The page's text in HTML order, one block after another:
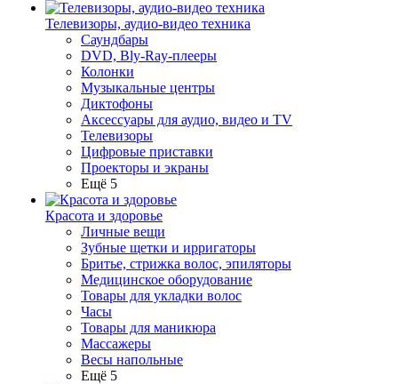
Телевизоры, аудио-видео техника
Саундбары
DVD, Bly-Ray-плееры
Колонки
Музыкальные центры
Диктофоны
Аксессуары для аудио, видео и TV
Телевизоры
Цифровые приставки
Проекторы и экраны
Ещё 5
Красота и здоровье
Личные вещи
Зубные щетки и ирригаторы
Бритье, стрижка волос, эпиляторы
Медицинское оборудование
Товары для укладки волос
Часы
Товары для маникюра
Массажеры
Весы напольные
Ещё 5